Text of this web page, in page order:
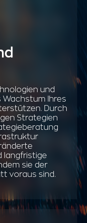
und
Wachstum Ihres
Durch
Strategien
langfristige
sie der
voraus sind.